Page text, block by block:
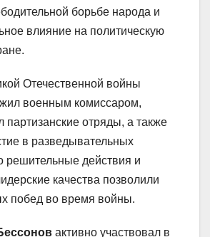
борьбе народа и
влияние на политическую
Отечественной войны
военным комиссаром,
партизанские отряды, а также
в разведывательных
решительные действия и
качества позволили
побед во время войны.
активно участвовал в